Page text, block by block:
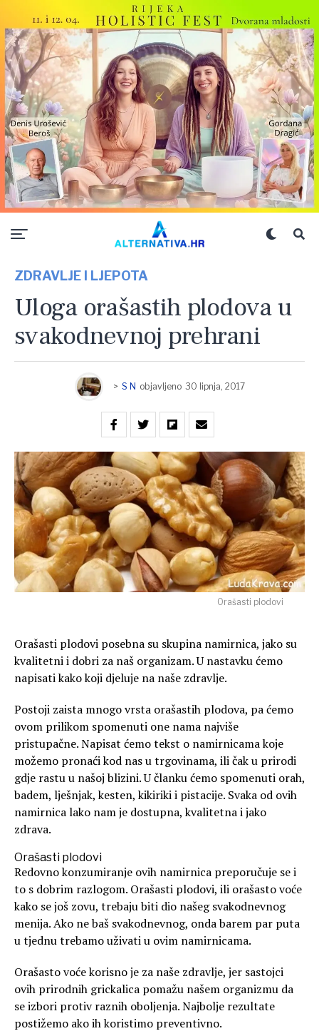
ZDRAVLJE I LJEPOTA
Uloga orašastih plodova u
svakodnevnoj prehrani
> S N objavljeno 30 lipnja, 2017
Orašasti plodovi
Orašasti plodovi posebna su skupina namirnica, jako su
kvalitetni i dobri za naš organizam. U nastavku ćemo
napisati kako koji djeluje na naše zdravlje.
Postoji zaista mnogo vrsta orašastih plodova, pa ćemo
ovom prilikom spomenuti one nama najviše
pristupačne. Napisat ćemo tekst o namirnicama koje
možemo pronaći kod nas u trgovinama, ili čak u prirodi
gdje rastu u našoj blizini. U članku ćemo spomenuti orah,
badem, lješnjak, kesten, kikiriki i pistacije. Svaka od ovih
namirnica lako nam je dostupna, kvalitetna i jako
zdrava.
Orašasti plodovi
Redovno konzumiranje ovih namirnica preporučuje se i
to s dobrim razlogom. Orašasti plodovi, ili orašasto voće
kako se još zovu, trebaju biti dio našeg svakodnevnog
menija. Ako ne baš svakodnevnog, onda barem par puta
u tjednu trebamo uživati u ovim namirnicama.
Orašasto voće korisno je za naše zdravlje, jer sastojci
ovih prirodnih grickalica pomažu našem organizmu da
se izbori protiv raznih oboljenja. Najbolje rezultate
postižemo ako ih koristimo preventivno.